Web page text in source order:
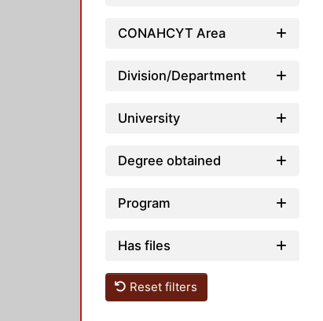
CONAHCYT Area
Division/Department
University
Degree obtained
Program
Has files
Reset filters